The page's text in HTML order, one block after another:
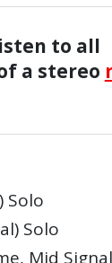
to all
a stereo
Solo
Solo
Mid